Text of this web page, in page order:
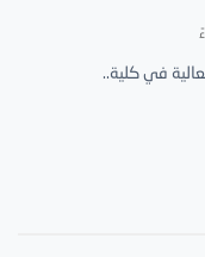
في كلية..